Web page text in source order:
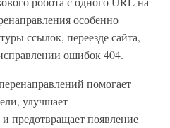
особенно
ссылок, переезде сайта,
ошибок 404.
помогает
улучшает
предотвращает появление